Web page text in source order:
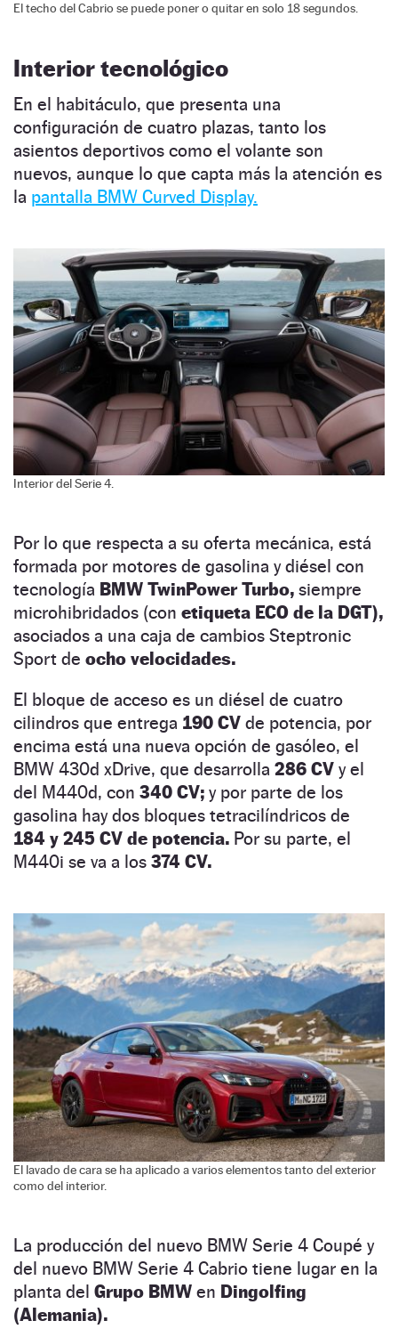
El techo del Cabrio se puede poner o quitar en solo 18 segundos.
Interior tecnológico
En el habitáculo, que presenta una
configuración de cuatro plazas, tanto los
asientos deportivos como el volante son
nuevos, aunque lo que capta más la atención es
la pantalla BMW Curved Display.
Interior del Serie 4.
Por lo que respecta a su oferta mecánica, está
formada por motores de gasolina y diésel con
tecnología BMW TwinPower Turbo, siempre
microhibridados (con etiqueta ECO de la DGT),
asociados a una caja de cambios Steptronic
Sport de ocho velocidades.
El bloque de acceso es un diésel de cuatro
cilindros que entrega 190 CV de potencia, por
encima está una nueva opción de gasóleo, el
BMW 430d xDrive, que desarrolla 286 CV y el
del M440d, con 340 CV; y por parte de los
gasolina hay dos bloques tetracilíndricos de
184 y 245 CV de potencia. Por su parte, el
M440i se va a los 374 CV.
El lavado de cara se ha aplicado a varios elementos tanto del exterior
como del interior.
La producción del nuevo BMW Serie 4 Coupé y
del nuevo BMW Serie 4 Cabrio tiene lugar en la
planta del Grupo BMW en Dingolfing
(Alemania).